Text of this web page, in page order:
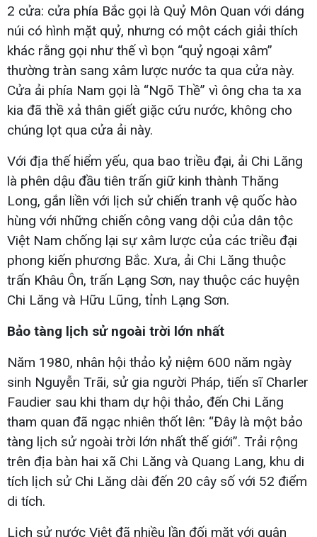
2 cửa: cửa phía Bắc gọi là Quỷ Môn Quan với dáng
núi có hình mặt quỷ, nhưng có một cách giải thích
khác rằng gọi như thế vì bọn “quỷ ngoại xâm”
thường tràn sang xâm lược nước ta qua cửa này.
Cửa ải phía Nam gọi là “Ngõ Thề” vì ông cha ta xa
kia đã thề xả thân giết giặc cứu nước, không cho
chúng lọt qua cửa ải này.
Với địa thế hiểm yếu, qua bao triều đại, ải Chi Lăng
là phên dậu đầu tiên trấn giữ kinh thành Thăng
Long, gắn liền với lịch sử chiến tranh vệ quốc hào
hùng với những chiến công vang dội của dân tộc
Việt Nam chống lại sự xâm lược của các triều đại
phong kiến phương Bắc. Xưa, ải Chi Lăng thuộc
trấn Khâu Ôn, trấn Lạng Sơn, nay thuộc các huyện
Chi Lăng và Hữu Lũng, tỉnh Lạng Sơn.
Bảo tàng lịch sử ngoài trời lớn nhất
Năm 1980, nhân hội thảo kỷ niệm 600 năm ngày
sinh Nguyễn Trãi, sử gia người Pháp, tiến sĩ Charler
Faudier sau khi tham dự hội thảo, đến Chi Lăng
tham quan đã ngạc nhiên thốt lên: “Đây là một bảo
tàng lịch sử ngoài trời lớn nhất thế giới”. Trải rộng
trên địa bàn hai xã Chi Lăng và Quang Lang, khu di
tích lịch sử Chi Lăng dài đến 20 cây số với 52 điểm
di tích.
Lịch sử nước Việt đã nhiều lần đối mặt với quân